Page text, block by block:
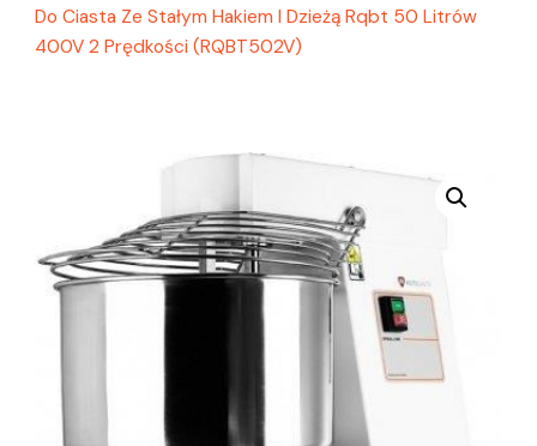
Do Ciasta Ze Stałym Hakiem I Dzieżą Rqbt 50 Litrów
400V 2 Prędkości (RQBT502V)